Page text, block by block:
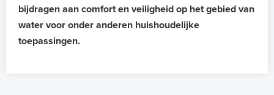
bijdragen aan comfort en veiligheid op het gebied van
water voor onder anderen huishoudelijke
toepassingen.